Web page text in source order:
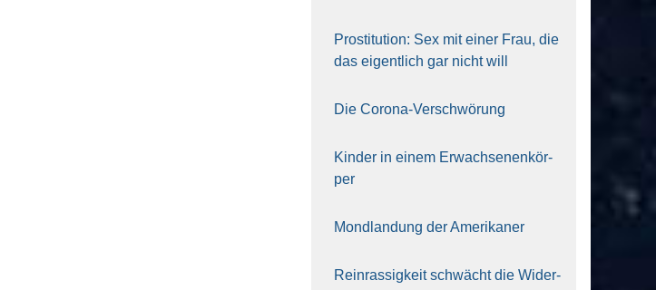
Pro­sti­tu­ti­on: Sex mit einer Frau, die
das eigent­lich gar nicht will
Die Coro­na-Ver­schwö­rung
Kin­der in einem Erwach­se­nen­kör­
per
Mond­lan­dung der Ame­ri­ka­ner
Rein­ras­sig­keit schwächt die Wider­